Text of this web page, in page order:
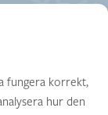
fungera korrekt,
hur den